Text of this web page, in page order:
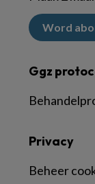
Word
Ggz
Privacy
Beheer